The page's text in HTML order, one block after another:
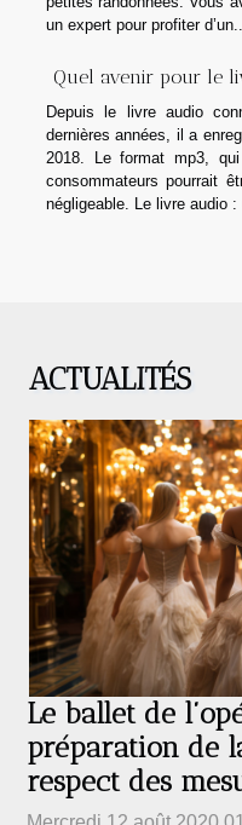
un expert pour profiter d’un...
Quel avenir pour le
Depuis le livre audio
dernières années, il a
2018. Le format mp3,
consommateurs pourrait
négligeable. Le livre audio :
ACTUALITÉS
Le ballet de
préparation de
respect des